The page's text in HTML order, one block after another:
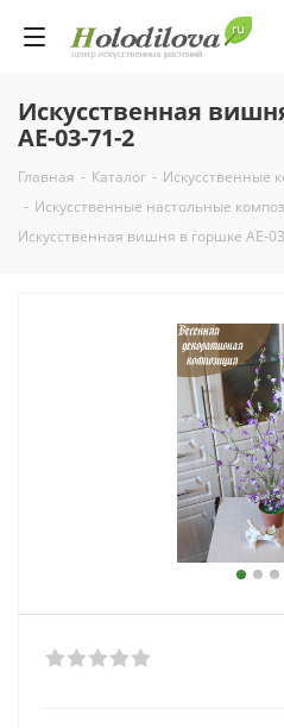
Искусственная
АЕ-03-71-2
Главная - Каталог - Искусственные
- Искусственные настольные
Искусственная вишня в горшке АЕ-